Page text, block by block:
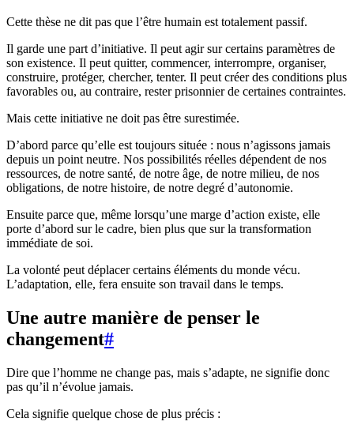
Cette thèse ne dit pas que l’être humain est totalement passif.
Il garde une part d’initiative. Il peut agir sur certains paramètres de
son existence. Il peut quitter, commencer, interrompre, organiser,
construire, protéger, chercher, tenter. Il peut créer des conditions plus
favorables ou, au contraire, rester prisonnier de certaines contraintes.
Mais cette initiative ne doit pas être surestimée.
D’abord parce qu’elle est toujours située : nous n’agissons jamais
depuis un point neutre. Nos possibilités réelles dépendent de nos
ressources, de notre santé, de notre âge, de notre milieu, de nos
obligations, de notre histoire, de notre degré d’autonomie.
Ensuite parce que, même lorsqu’une marge d’action existe, elle
porte d’abord sur le cadre, bien plus que sur la transformation
immédiate de soi.
La volonté peut déplacer certains éléments du monde vécu.
L’adaptation, elle, fera ensuite son travail dans le temps.
Une autre manière de penser le
changement#
Dire que l’homme ne change pas, mais s’adapte, ne signifie donc
pas qu’il n’évolue jamais.
Cela signifie quelque chose de plus précis :